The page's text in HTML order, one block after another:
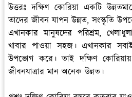
উত্তরঃদক্ষিণ কোরিয়া একটি
তাদের জীবন যাপন উন্নত, সংস্কৃতি
এখানকার মানুষদের পরিশ্রম,
খাবার পাওয়া সহজ। এখানকার
উপভোগ করে। তাই দক্ষিণ
জীবনযাত্রার মান অনেক উন্নত।